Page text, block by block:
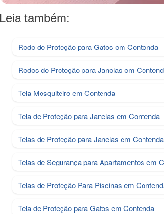
Leia também:
Rede de Proteção para Gatos em Contenda
Redes de Proteção para Janelas em
Tela Mosquiteiro em Contenda
Tela de Proteção para Janelas em Contenda
Telas de Proteção para Janelas em Contenda
Telas de Segurança para Apartamentos em
Telas de Proteção Para Piscinas em
Tela de Proteção para Gatos em Contenda